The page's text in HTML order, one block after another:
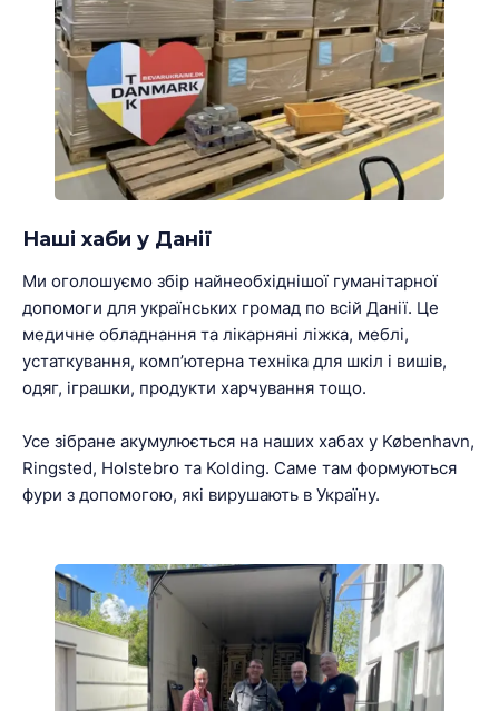
Наші хаби у Данії
Ми оголошуємо збір найнеобхіднішої гуманітарної
допомоги для українських громад по всій Данії. Це
медичне обладнання та лікарняні ліжка, меблі,
устаткування, комп’ютерна техніка для шкіл і вишів,
одяг, іграшки, продукти харчування тощо.
Усе зібране акумулюється на наших хабах у København,
Ringsted, Holstebro та Kolding. Саме там формуються
фури з допомогою, які вирушають в Україну.